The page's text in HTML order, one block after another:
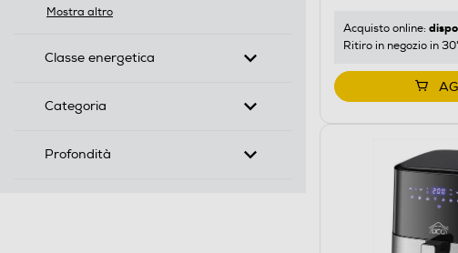
Filtra per Marca: BEKO
Mostra altro
Classe energetica
Categoria
Profondità
Acquisto online:
Ritiro in negozio in